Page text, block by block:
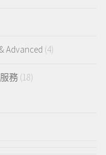
Advanced (4)
務 (18)